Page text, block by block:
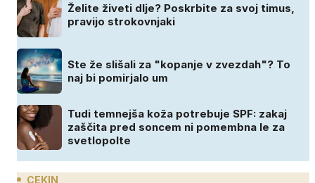
Želite živeti dlje? Poskrbite za svoj timus,
pravijo strokovnjaki
Ste že slišali za "kopanje v zvezdah"? To
naj bi pomirjalo um
Tudi temnejša koža potrebuje SPF: zakaj
zaščita pred soncem ni pomembna le za
svetlopolte
CEKIN